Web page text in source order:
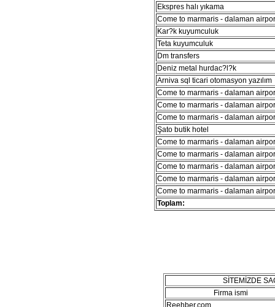
Ekspres halı yıkama
Come to marmaris - dalaman
Kar?k kuyumculuk
Teta kuyumculuk
Dm transfers
Deniz metal hurdac?l?k
Arniva sql ticari otomasyon yazılım
Come to marmaris - dalaman
Come to marmaris - dalaman
Come to marmaris - dalaman
Şato butik hotel
Come to marmaris - dalaman
Come to marmaris - dalaman
Come to marmaris - dalaman
Come to marmaris - dalaman
Come to marmaris - dalaman
Toplam:
SİTEMİZDE
Firma ismi
Reehber.com